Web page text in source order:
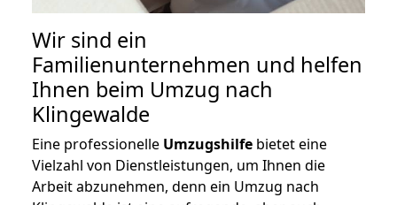
Wir sind ein
Familienunternehmen und helfen
Ihnen beim Umzug nach
Klingewalde
Eine professionelle Umzugshilfe bietet eine
Vielzahl von Dienstleistungen, um Ihnen die
Arbeit abzunehmen, denn ein Umzug nach